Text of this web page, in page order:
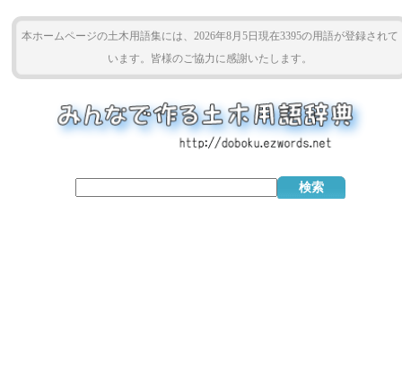
本ホームページの土木用語集には、2026年8月5日現在3395の用語が登録されて
います。皆様のご協力に感謝いたします。